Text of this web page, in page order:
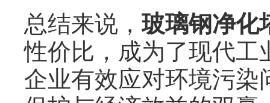
总结来说，玻璃钢净化
性价比，成为了现代工
企业有效应对环境污